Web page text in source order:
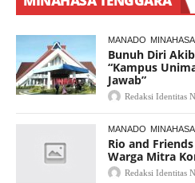
MANADO MINAHASA
Bunuh Diri
“Kampus
Jawab”
Redaksi Identitas
MANADO
Rio and
Warga Mitra
Redaksi Identitas